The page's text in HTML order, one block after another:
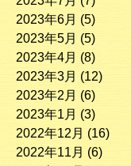
2023年6月 (5)
2023年5月 (5)
2023年4月 (8)
2023年3月 (12)
2023年2月 (6)
2023年1月 (3)
2022年12月 (16)
2022年11月 (6)